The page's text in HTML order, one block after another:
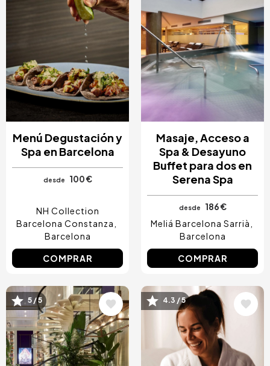
Menú Degustación y
Spa en Barcelona
desde 100 €
NH Collection
Barcelona Constanza
Barcelona
COMPRAR
Masaje, Acceso a
Spa & Desayuno
Buffet para dos en
Serena Spa
desde
186 €
Meliá Barcelona Sarrià
Barcelona
COMPRAR
Image
5 / 5 Image
4.3 / 5